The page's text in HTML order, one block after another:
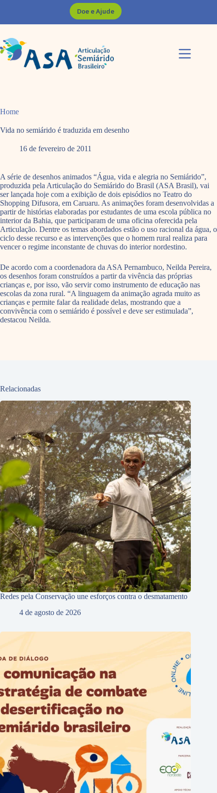
Doe e Ajude
Home
Vida no semiárido é traduzida em desenho
16 de fevereiro de 2011
A série de desenhos animados “Água, vida e alegria no Semiárido”,
produzida pela Articulação do Semiárido do Brasil (ASA Brasil), vai
ser lançada hoje com a exibição de dois episódios no Teatro do
Shopping Difusora, em Caruaru. As animações foram desenvolvidas a
partir de histórias elaboradas por estudantes de uma escola pública no
interior da Bahia, que participaram de uma oficina oferecida pela
Articulação. Dentre os temas abordados estão o uso racional da água, o
ciclo desse recurso e as intervenções que o homem rural realiza para
vencer o regime inconstante de chuvas do interior nordestino.
De acordo com a coordenadora da ASA Pernambuco, Neilda Pereira,
os desenhos foram construídos a partir da vivência das próprias
crianças e, por isso, vão servir como instrumento de educação nas
escolas da zona rural. “A linguagem da animação agrada muito as
crianças e permite falar da realidade delas, mostrando que a
convivência com o semiárido é possível e deve ser estimulada”,
destacou Neilda.
Relacionadas
Redes pela Conservação une esforços contra o desmatamento
4 de agosto de 2026